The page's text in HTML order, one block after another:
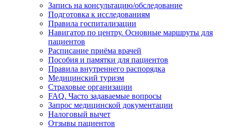
Запись на консультацию/обследование
Подготовка к исследованиям
Правила госпитализации
Навигатор по центру. Основные маршруты для
пациентов
Расписание приёма врачей
Пособия и памятки для пациентов
Правила внутреннего распорядка
Медицинский туризм
Страховые организации
FAQ. Часто задаваемые вопросы
Запрос медицинской документации
Налоговый вычет
Отзывы пациентов